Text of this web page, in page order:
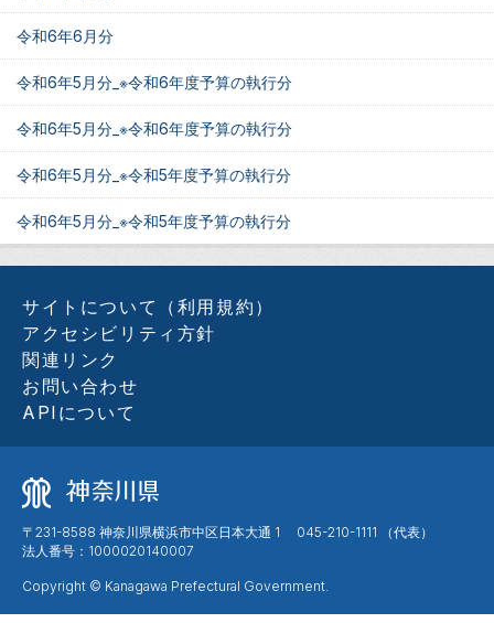
令和6年6月分
令和6年5月分_※令和6年度予算の執行分
令和6年5月分_※令和6年度予算の執行分
令和6年5月分_※令和5年度予算の執行分
令和6年5月分_※令和5年度予算の執行分
サイトについて（利用規約）
アクセシビリティ方針
関連リンク
お問い合わせ
APIについて
〒231-8588 神奈川県横浜市中区日本大通 1 045-210-1111 （代表）
法人番号：1000020140007
Copyright © Kanagawa Prefectural Government.